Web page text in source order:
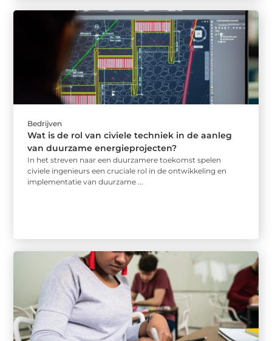
Bedrijven
Wat is de rol van civiele techniek in de aanleg
van duurzame energieprojecten?
In het streven naar een duurzamere toekomst spelen
civiele ingenieurs een cruciale rol in de ontwikkeling en
implementatie van duurzame ...